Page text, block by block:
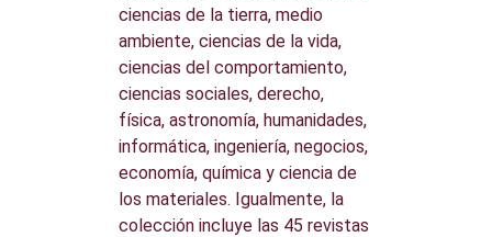
ciencias de la tierra, medio
ambiente, ciencias de la vida,
ciencias del comportamiento,
ciencias sociales, derecho,
física, astronomía, humanidades,
informática, ingeniería, negocios,
economía, química y ciencia de
los materiales. Igualmente, la
colección incluye las 45 revistas